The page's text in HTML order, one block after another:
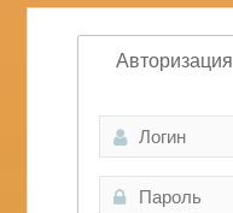
Авторизация